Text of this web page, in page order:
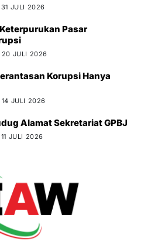
31 JULI 2026
Pasar
20 JULI 2026
Korupsi Hanya
14 JULI 2026
Alamat Sekretariat GPBJ
11 JULI 2026